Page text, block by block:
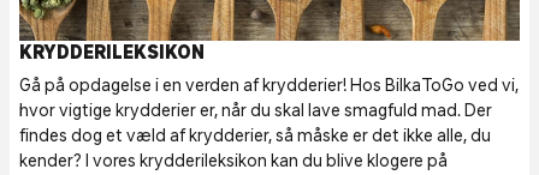
KRYDDERILEKSIKON
Gå på opdagelse i en verden af krydderier! Hos BilkaToGo ved vi,
hvor vigtige krydderier er, når du skal lave smagfuld mad. Der
findes dog et væld af krydderier, så måske er det ikke alle, du
kender? I vores krydderileksikon kan du blive klogere på